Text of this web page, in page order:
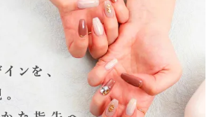
Lee上新庄Vita店
大阪市東淀川区瑞光1-4-1 カサデルドイ 2F
06-6195-3667
Lee東三国店